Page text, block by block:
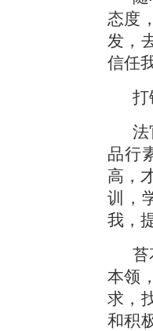
态度
发，
信任
打
法
品行
高，
训，
我，
苔
本领
求，
和积